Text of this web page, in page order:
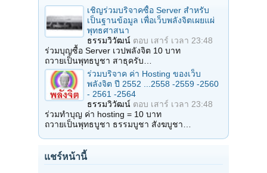
เชิญร่วมบริจาคซื้อ Server สำหรับ
เป็นฐานข้อมูล เพื่อเว็บพลังจิตเผยแผ่
พุทธศาสนา
ธรรมวิวัฒน์ ตอบ เสาร์ เวลา 23:48
ร่วมบุญซื้อ Server เวปพลังจิต 10 บาท
ถวายเป็นพุทธบูชา สาธุครับ…
ร่วมบริจาค ค่า Hosting ของเว็บ
พลังจิต ปี 2552 ...2558 -2559 -2560
- 2561 -2564
ธรรมวิวัฒน์ ตอบ เสาร์ เวลา 23:48
ร่วมทำบุญ ค่า hosting = 10 บาท
ถวายเป็นพุทธบูชา ธรรมบูชา สังฆบูชา…
แชร์หน้านี้